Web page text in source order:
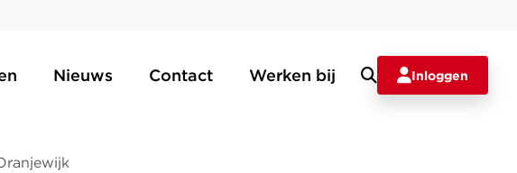
Nieuws Contact Werken bij Inloggen